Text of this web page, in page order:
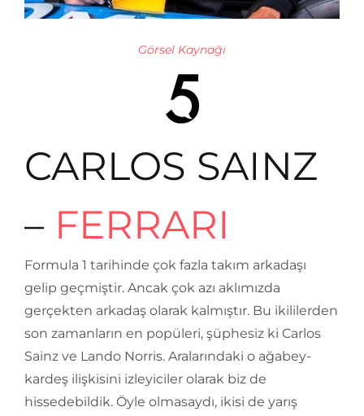
Görsel Kaynağı
CARLOS SAINZ
– FERRARI
Formula 1 tarihinde çok fazla takım arkadaşı
gelip geçmiştir. Ancak çok azı aklımızda
gerçekten arkadaş olarak kalmıştır. Bu ikililerden
son zamanların en popüleri, şüphesiz ki Carlos
Sainz ve Lando Norris. Aralarındaki o ağabey-
kardeş ilişkisini izleyiciler olarak biz de
hissedebildik. Öyle olmasaydı, ikisi de yarış